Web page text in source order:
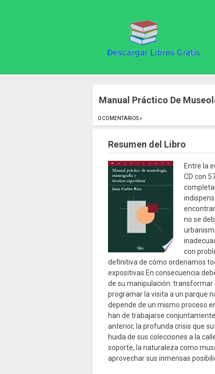
Manual Práctico De
0 COMENTARIOS »
Resumen del Libro
Entre la
CD con
no se
con
definitiva de cómo ordenamos
expositivas En consecuencia
de su manipulación: transformar
programar la visita a un parque
depende de un mismo proceso
han de trabajarse
anterior, la profunda crisis que
huida de sus colecciones a la
soporte, la naturaleza como
aprovechar sus inmensas